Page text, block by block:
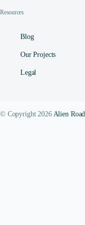
Resources
Blog
Our Projects
Legal
© Copyright 2026 Alien Road